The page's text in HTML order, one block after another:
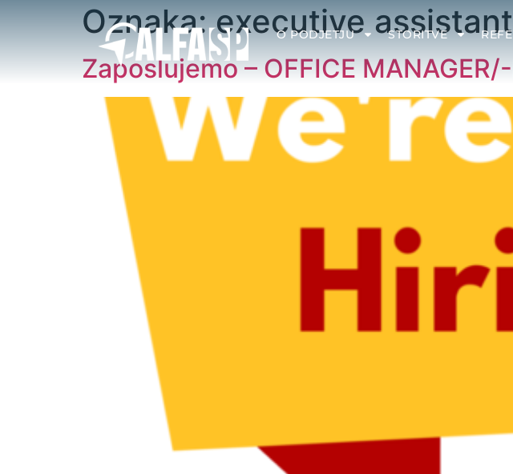
O PODJETJU STORITVE
Oznaka:executive assistant
Zaposlujemo – OFFICE